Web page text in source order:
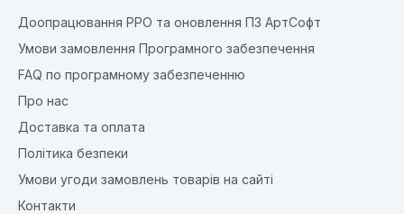
Доопрацювання РРО та оновлення ПЗ АртСофт
Умови замовлення Програмного забезпечення
FAQ по програмному забезпеченню
Про нас
Доставка та оплата
Політика безпеки
Умови угоди замовлень товарів на сайті
Контакти